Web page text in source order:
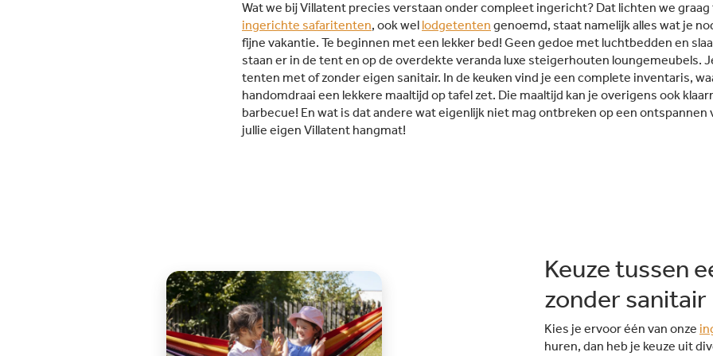
animatieprogramma: In het
hoogseizoen organiseert een
professioneel animatieteam
activiteiten zoals shows,
toernooien, water- en
sportactiviteiten, filmavonden en
een superdisco. Het animatieteam
spreekt Engels en
aanmeren of deelnemen aan
activiteiten zoals windsurfen,
kajakken en Stand Up Paddle
(SUP).Gevarieerd animatie- en
sportprogramma: Het
animatieteam zorgt voor dagelijkse
activiteiten voor jong en oud, van
uren
met
een
zoals
Wat we bij Villatent precies verstaan onder compleet ingericht? Dat lichten we graag
ingerichte safaritenten, ook wel lodgetenten genoemd, staat namelijk alles wat je
fijne vakantie. Te beginnen met een lekker bed! Geen gedoe met luchtbedden en
staan er in de tent en op de overdekte veranda luxe steigerhouten loungemeubels.
tenten met of zonder eigen sanitair. In de keuken vind je een complete inventaris,
handomdraai een lekkere maaltijd op tafel zet. Die maaltijd kan je overigens ook
barbecue! En wat is dat andere wat eigenlijk niet mag ontbreken op een ontspannen
jullie eigen Villatent hangmat!
Keuze tussen
zonder sanitair
Kies je ervoor één van onze
huren, dan heb je keuze uit